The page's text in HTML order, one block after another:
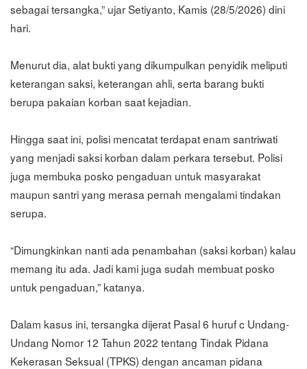
sebagai tersangka,” ujar Setiyanto, Kamis (28/5/2026) dini
hari.
Menurut dia, alat bukti yang dikumpulkan penyidik meliputi
keterangan saksi, keterangan ahli, serta barang bukti
berupa pakaian korban saat kejadian.
Hingga saat ini, polisi mencatat terdapat enam santriwati
yang menjadi saksi korban dalam perkara tersebut. Polisi
juga membuka posko pengaduan untuk masyarakat
maupun santri yang merasa pernah mengalami tindakan
serupa.
“Dimungkinkan nanti ada penambahan (saksi korban) kalau
memang itu ada. Jadi kami juga sudah membuat posko
untuk pengaduan,” katanya.
Dalam kasus ini, tersangka dijerat Pasal 6 huruf c Undang-
Undang Nomor 12 Tahun 2022 tentang Tindak Pidana
Kekerasan Seksual (TPKS) dengan ancaman pidana